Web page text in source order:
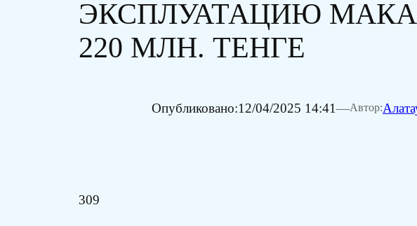
ЭКСПЛУАТАЦИЮ
220 МЛН. ТЕНГЕ
Опубликовано:12/04/2025 14:41—Автор:
309